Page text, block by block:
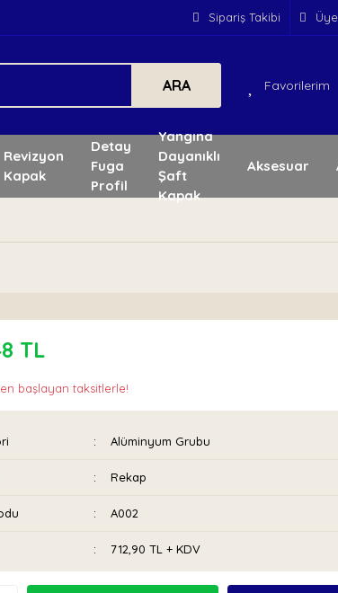
Sipariş Takibi
ARA Favorilerim
Revizyon
Kapak
Detay
Fuga
Profil
Yangına
Dayanıklı
Şaft
Kapak
Aksesuar
TL
başlayan taksitlerle!
Alüminyum Grubu
Rekap
A002
712,90 TL + KDV